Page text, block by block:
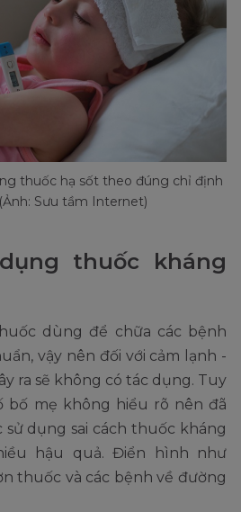
thuốc hạ sốt theo đúng chỉ định
Sưu tầm Internet)
thuốc kháng
dùng để chữa các bệnh
vậy nên đối với cảm lạnh -
ra sẽ không có tác dụng. Tuy
bố mẹ không hiểu rõ nên đã
sử dụng sai cách thuốc kháng
hậu quả. Điển hình như
thuốc và các bệnh về đường